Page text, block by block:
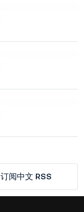
订阅中文 RSS